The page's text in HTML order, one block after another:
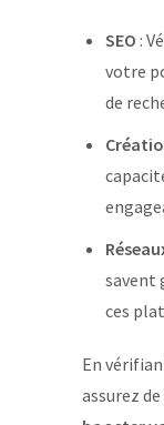
SEO :
votre
de
savent
ces
En
assurez